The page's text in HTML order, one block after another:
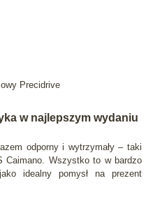
Precidrive
w najlepszym wydaniu
odporny i wytrzymały – taki
Caimano. Wszystko to w bardzo
idealny pomysł na prezent